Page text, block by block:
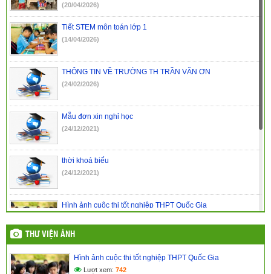
Kết luận thanh tra trường PTDTNT THCS&THPT huyện Krông
Nô(29/07/2024)
Kết luận thanh tra trường PTDTNT THCS và THPT huyện Đắk
R’lấp(29/07/2024)
(20/04/2026)
Tiết STEM môn toán lớp 1
(14/04/2026)
THÔNG TIN VỀ TRƯỜNG TH TRẦN VĂN ƠN
(24/02/2026)
Mẫu đơn xin nghỉ học
(24/12/2021)
thời khoá biểu
(24/12/2021)
Hình ảnh cuộc thi tốt nghiệp THPT Quốc Gia
(24/03/2017)
THƯ VIỆN ẢNH
Hình ảnh cuộc thi tốt nghiệp THPT Quốc Gia
Lượt xem: 742